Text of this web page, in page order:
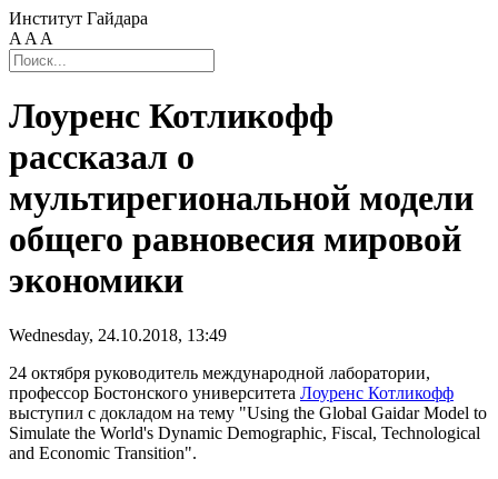
Институт Гайдара
A A A
Лоуренс Котликофф
рассказал о
мультирегиональной модели
общего равновесия мировой
экономики
Wednesday, 24.10.2018, 13:49
24 октября руководитель международной лаборатории,
профессор Бостонского университета Лоуренс Котликофф
выступил с докладом на тему "Using the Global Gaidar Model to
Simulate the World's Dynamic Demographic, Fiscal, Technological
and Economic Transition".